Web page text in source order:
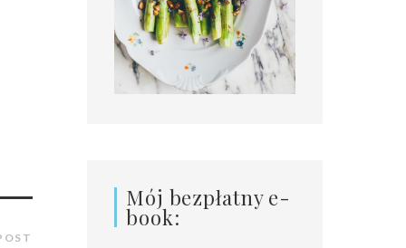
Mój bezpłatny e-
book: